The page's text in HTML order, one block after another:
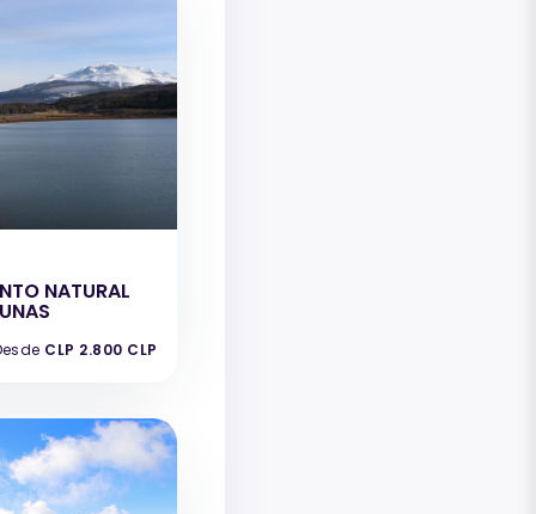
NATURAL
CLP 2.800 CLP